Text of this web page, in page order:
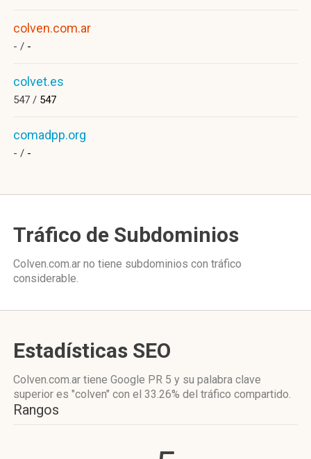
colven.com.ar
- / -
colvet.es
547 / 547
comadpp.org
- / -
Tráfico de Subdominios
Colven.com.ar no tiene subdominios con tráfico
considerable.
Estadísticas SEO
Colven.com.ar tiene Google PR 5 y su palabra clave
superior es "colven" con el 33.26% del tráfico compartido.
Rangos